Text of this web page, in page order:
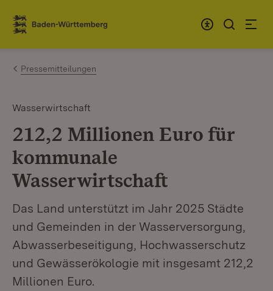
Zum Inhalt springen
Link zur Startseite
Pressemitteilungen
Wasserwirtschaft
212,2 Millionen Euro für
kommunale
Wasserwirtschaft
Das Land unterstützt im Jahr 2025 Städte
und Gemeinden in der Wasserversorgung,
Abwasserbeseitigung, Hochwasserschutz
und Gewässerökologie mit insgesamt 212,2
Millionen Euro.